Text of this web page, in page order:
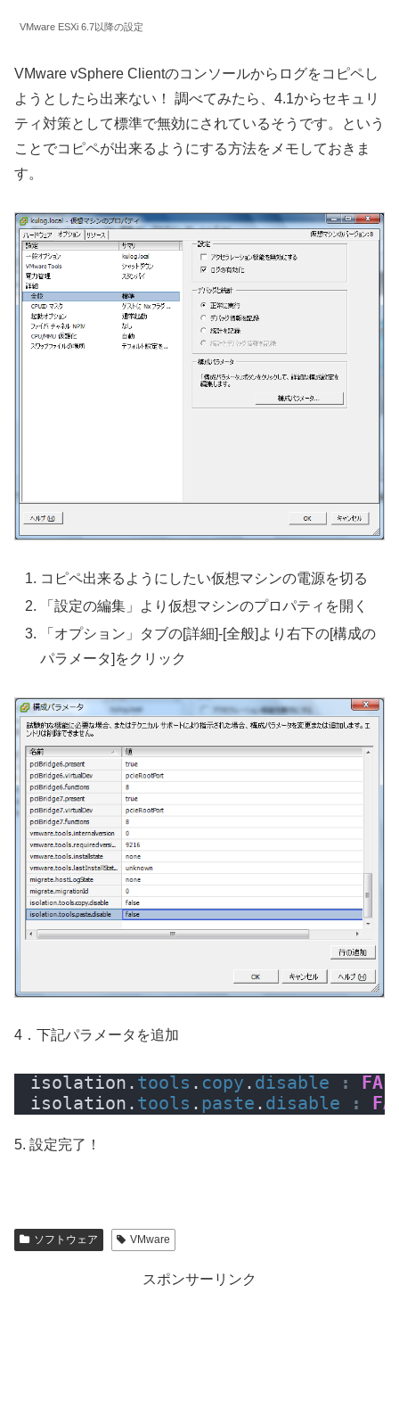
VMware ESXi 6.7以降の設定
VMware vSphere Clientのコンソールからログをコピペし
ようとしたら出来ない！ 調べてみたら、4.1からセキュリ
ティ対策として標準で無効にされているそうです。という
ことでコピペが出来るようにする方法をメモしておきま
す。
コピペ出来るようにしたい仮想マシンの電源を切る
「設定の編集」より仮想マシンのプロパティを開く
「オプション」タブの[詳細]-[全般]より右下の[構成の
パラメータ]をクリック
4．下記パラメータを追加
isolation. tools . copy . disable :
isolation. tools . paste . disable :
5. 設定完了！
ソフトウェア VMware
スポンサーリンク